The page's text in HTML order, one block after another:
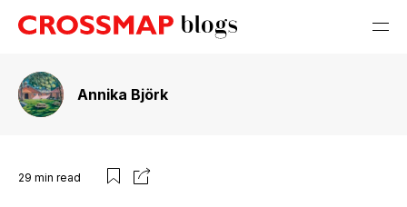
Annika Björk
29 min read